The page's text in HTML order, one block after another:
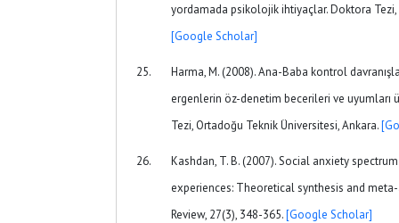
yordamada psikolojik ihtiyaçlar. Doktora Tezi,
[Google Scholar]
Harma, M. (2008). Ana-Baba kontrol
ergenlerin öz-denetim becerileri ve uyumları
Tezi, Ortadoğu Teknik Üniversitesi, Ankara.
Kashdan, T. B. (2007). Social anxiety
experiences: Theoretical synthesis and
Review, 27(3), 348-365.[Google Scholar]